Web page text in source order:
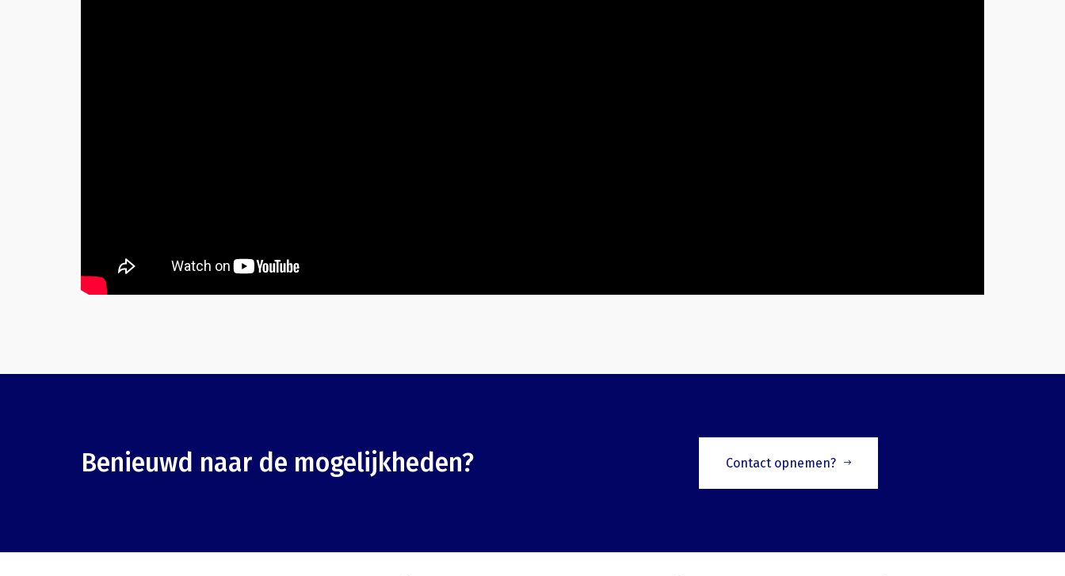
Benieuwd naar de mogelijkheden? Contact opnemen?